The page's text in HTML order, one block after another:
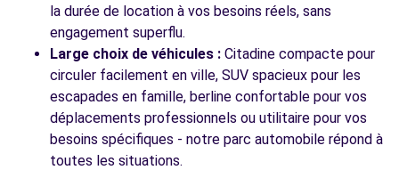
la durée de location à vos besoins réels, sans
engagement superflu.
Large choix de véhicules : Citadine compacte pour
circuler facilement en ville, SUV spacieux pour les
escapades en famille, berline confortable pour vos
déplacements professionnels ou utilitaire pour vos
besoins spécifiques - notre parc automobile répond à
toutes les situations.